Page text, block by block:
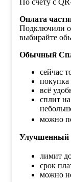
По счету с
Оплата
Подключили
выбирайте
Обычный
сейчас
покупка
всё
сплит
можно
Улучшенный
лимит
срок
можно